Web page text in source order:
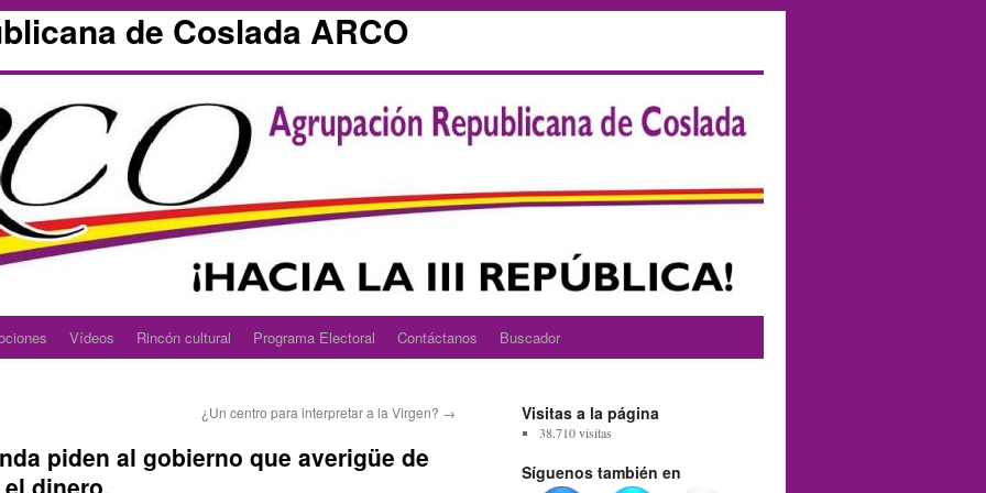
de Coslada ARCO
Vídeos Rincón cultural Programa Electoral Contáctanos Buscador
¿Un centro para interpretar a la Virgen? →
piden al gobierno que averigüe de
dinero.
Visitas a la página
38.710 visitas
Síguenos también en